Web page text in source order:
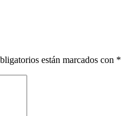
están marcados con *